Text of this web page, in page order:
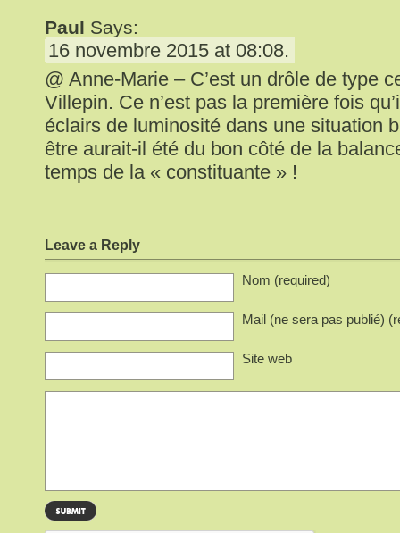
Paul Says:
16 novembre 2015 at 08:08.
@ Anne-Marie – C’est un drôle de type
Villepin. Ce n’est pas la première fois
éclairs de luminosité dans une situation
être aurait-il été du bon côté de la
temps de la « constituante » !
Leave a Reply
Nom (required)
Mail (ne sera pas publié)
Site web